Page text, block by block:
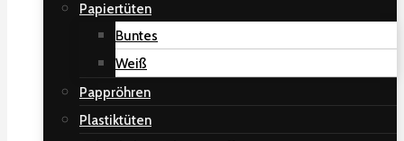
Papiertüten
Buntes
Weiß
Pappröhren
Plastiktüten